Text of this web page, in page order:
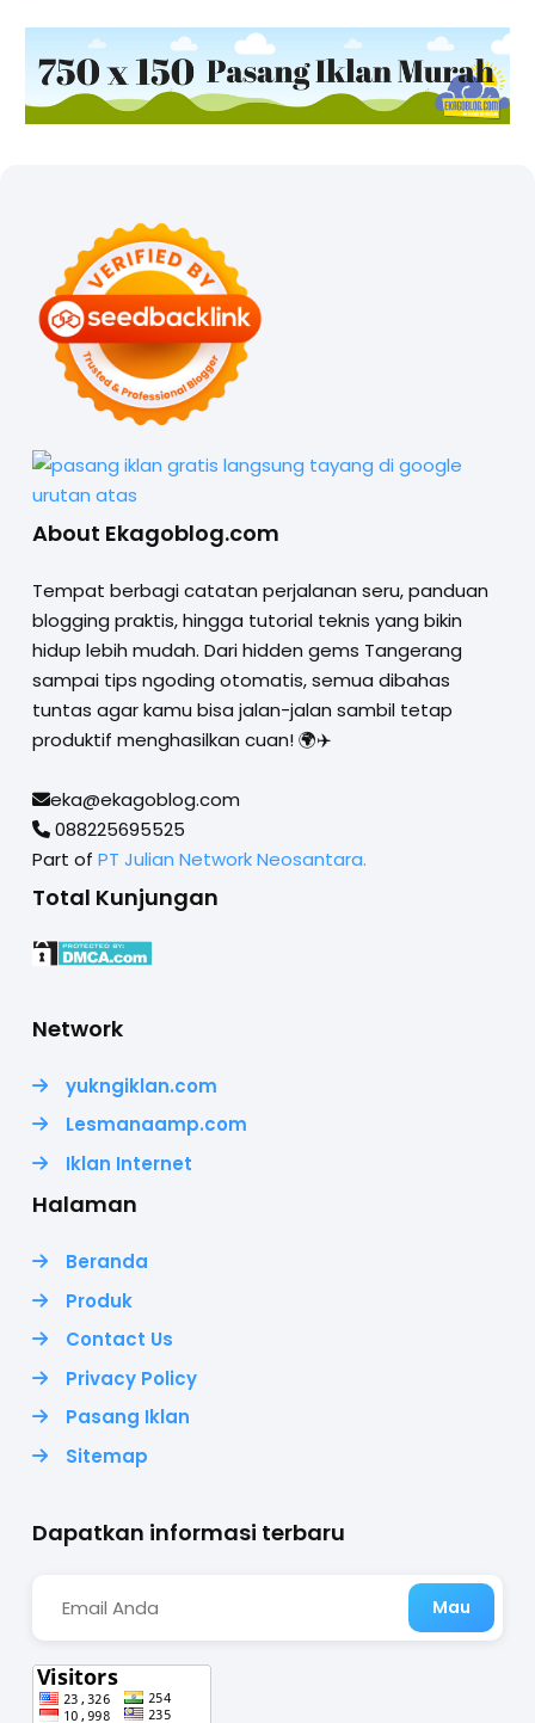
About Ekagoblog.com
Tempat berbagi catatan perjalanan seru, panduan
blogging praktis, hingga tutorial teknis yang bikin
hidup lebih mudah. Dari hidden gems Tangerang
sampai tips ngoding otomatis, semua dibahas
tuntas agar kamu bisa jalan-jalan sambil tetap
produktif menghasilkan cuan! 🌍✈️
eka@ekagoblog.com
088225695525
Part of PT Julian Network Neosantara.
Total Kunjungan
Network
yukngiklan.com
Lesmanaamp.com
Iklan Internet
Halaman
Beranda
Produk
Contact Us
Privacy Policy
Pasang Iklan
Sitemap
Dapatkan informasi terbaru